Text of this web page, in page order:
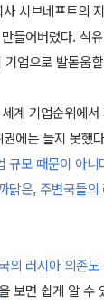
시브네프트의
들어버렸다. 석
업으로 발돋움
계 기업순위에
에는 들지 못했
규모 때문이 아
닭은, 주변국들
의 러시아 의존
을 보면 쉽게 알 수